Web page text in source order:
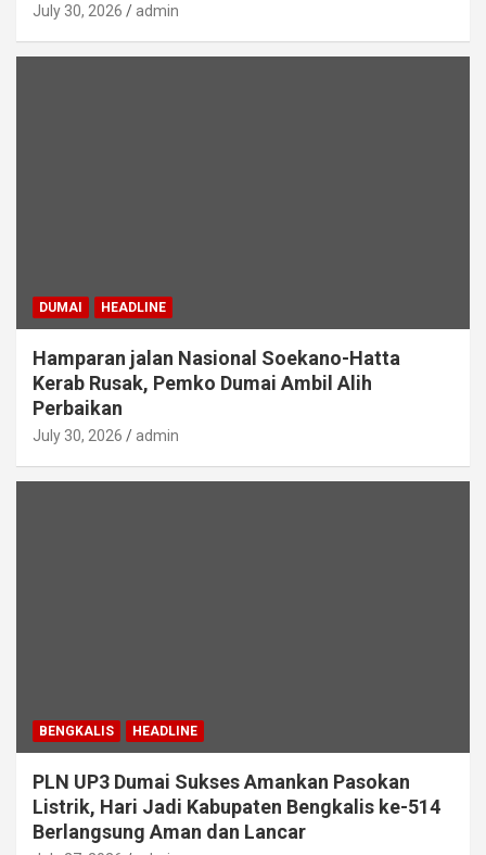
July 30, 2026 admin
DUMAI HEADLINE
Hamparan jalan Nasional Soekano-Hatta
Kerab Rusak, Pemko Dumai Ambil Alih
Perbaikan
July 30, 2026 admin
BENGKALIS HEADLINE
PLN UP3 Dumai Sukses Amankan Pasokan
Listrik, Hari Jadi Kabupaten Bengkalis ke-514
Berlangsung Aman dan Lancar